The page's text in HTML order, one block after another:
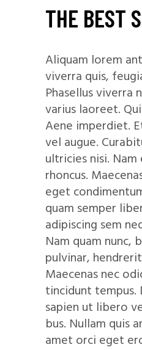
THE BEST
Aliquam lorem
viverra quis,
Phasellus viverra
varius laoreet.
Aene imperdiet.
vel augue.
ultricies nisi.
rhoncus.
eget
quam semper
adipiscing sem
Nam quam nunc,
pulvinar,
Maecenas nec
tincidunt tempus.
sapien ut libero
bus. Nullam quis
amet orci eget